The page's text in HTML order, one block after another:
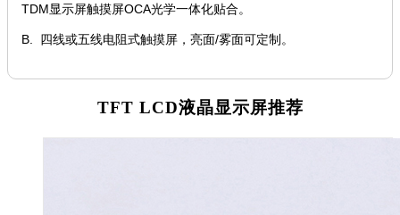
TDM显示屏触摸屏OCA光学一体化贴合。
B. 四线或五线电阻式触摸屏，亮面/雾面可定制。
TFT LCD液晶显示屏推荐